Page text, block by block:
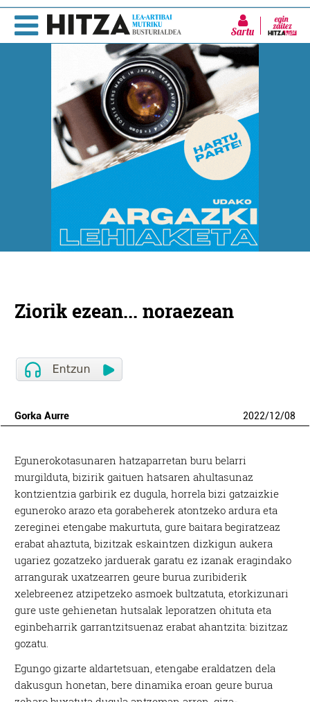
Sartu
Ziorik ezean... noraezean
Gorka Aurre 2022/12/08
Egunerokotasunaren hatzaparretan buru belarri
murgilduta, bizirik gaituen hatsaren ahultasunaz
kontzientzia garbirik ez dugula, horrela bizi gatzaizkie
eguneroko arazo eta gorabeherek atontzeko ardura eta
zereginei etengabe makurtuta, gure baitara begiratzeaz
erabat ahaztuta, bizitzak eskaintzen dizkigun aukera
ugariez gozatzeko jarduerak garatu ez izanak eragindako
arrangurak uxatzearren geure burua zuribiderik
xelebreenez atzipetzeko asmoek bultzatuta, etorkizunari
gure uste gehienetan hutsalak leporatzen ohituta eta
eginbeharrik garrantzitsuenaz erabat ahantzita: bizitzaz
gozatu.
Egungo gizarte aldartetsuan, etengabe eraldatzen dela
dakusgun honetan, bere dinamika eroan geure burua